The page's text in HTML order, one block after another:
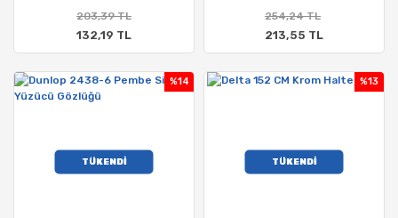
203,39 TL
132,19 TL
254,24 TL
213,55 TL
TÜKENDİ
%14
TÜKENDİ
%13